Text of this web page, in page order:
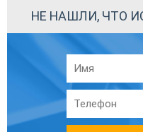
НЕ НАШЛИ, ЧТО